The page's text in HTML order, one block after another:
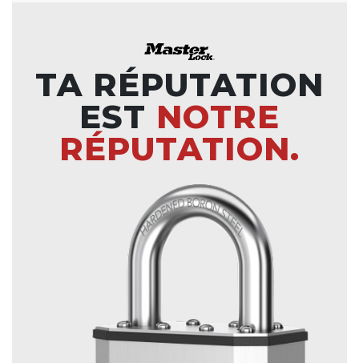
TA RÉPUTATION
EST NOTRE
RÉPUTATION.